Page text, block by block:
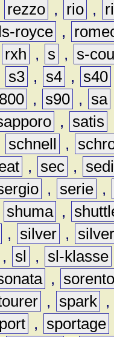
rezzo , rio ,
royce ,
rxh , s ,
s-
s3 , s4 , s40
, s90 , sa
, satis
schnell ,
, sec ,
, serie ,
shuma ,
, silver ,
, sl , sl-klasse
,
, spark ,
, sportage